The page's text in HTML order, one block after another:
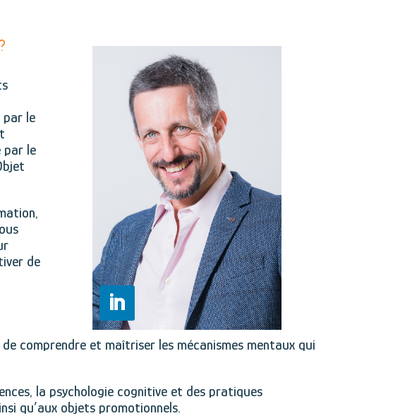
par le
par le
de
comprendre et maîtriser les mécanismes mentaux qui
la psychologie cognitive et des pratiques
qu’aux objets promotionnels.